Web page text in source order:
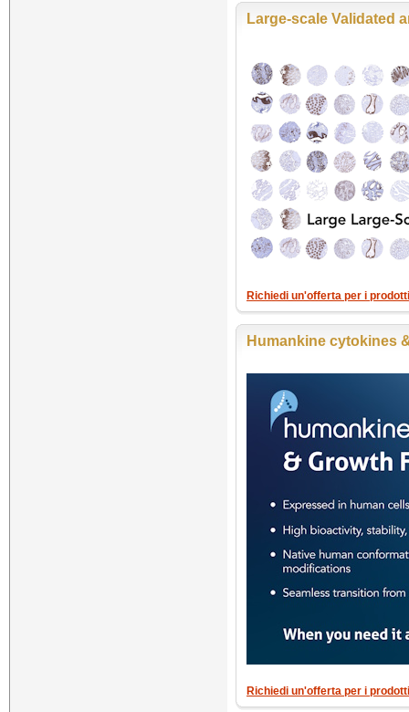
Large-scale Validated
Richiedi un'offerta per i
Humankine cytokines
Richiedi un'offerta per i